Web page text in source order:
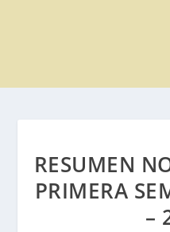
RESUMEN
PRIMERA
–